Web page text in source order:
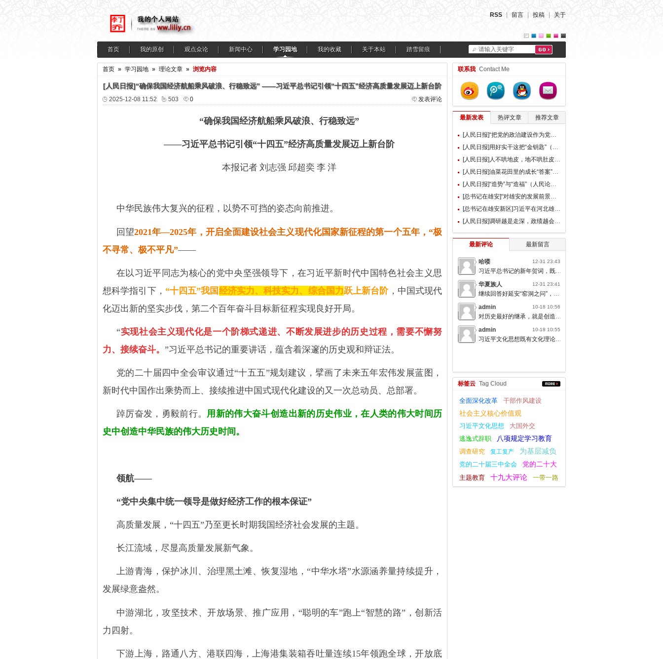
RSS 留言 投稿 关于
请输入关键字
首页 我的原创 观点众论 新闻中心 学习园地 我的收藏 关于本站 踏雪留痕
首页 » 学习园地 » 理论文章 » 浏览内容
[人民日报]“确保我国经济航船乘风破浪、行稳致远” ——习近平总书记引领“十四五”经济高质量发展迈上新台阶
2025-12-08 11:52 503 0 发表评论
“确保我国经济航船乘风破浪、行稳致远”
——习近平总书记引领“十四五”经济高质量发展迈上新台阶
本报记者 刘志强 邱超奕 李 洋
中华民族伟大复兴的征程，以势不可挡的姿态向前推进。
回望2021年—2025年，开启全面建设社会主义现代化国家新征程的第一个五年，“极
不寻常、极不平凡”——
在以习近平同志为核心的党中央坚强领导下，在习近平新时代中国特色社会主义思
想科学指引下， “十四五”我国 经济实力、科技实力、综合国力跃上新台阶，中国式现代
化迈出新的坚实步伐，第二个百年奋斗目标新征程实现良好开局。
“实现社会主义现代化是一个阶梯式递进、不断发展进步的历史过程，需要不懈努
力、接续奋斗。 ”习近平总书记的重要讲话，蕴含着深邃的历史观和辩证法。
党的二十届四中全会审议通过“十五五”规划建议，擘画了未来五年宏伟发展蓝图，
新时代中国作出乘势而上、接续推进中国式现代化建设的又一次总动员、总部署。
踔厉奋发，勇毅前行。 用新的伟大奋斗创造出新的历史伟业，在人类的伟大时间历
史中创造中华民族的伟大历史时间。
领航——
“党中央集中统一领导是做好经济工作的根本保证”
高质量发展， “十四五”乃至更长时期我国经济社会发展的主题。
长江流域，尽显高质量发展新气象。
上游青海，保护冰川、治理黑土滩、恢复湿地， “中华水塔”水源涵养量持续提升，
发展绿意盎然。
中游湖北，攻坚技术、开放场景、推广应用， “聪明的车”跑上“智慧的路”，创新活
力四射。
下游上海，路通八方、港联四海，上海港集装箱吞吐量连续15年领跑全球，开放底
联系我 Contact Me
最新发表 热评文章 推荐文章
最新评论 最新留言
哈喽 12-31 23:43
习近平总书记的新年贺词，既充满温度，又饱含深情，太催人奋进了。
华夏族人
12-31 23:41
继续回答好延安“窑洞之问”，书写无愧于人民的时代答卷。
admin
10-18 10:56
对历史最好的继承，就是创造新的历史；对人类文明最大的礼敬，就是创造人类文明新形态。
admin
10-18 10:55
习近平文化思想既有文化理论观点上的创新和突破，又有文化工作布局上的部署要求，标志着我们党对中国特色社会主义文化建设规律的认识达到了新高度，表明我们党的历史自信、文化自信达到了新高度。
标签云 Tag Cloud
全面深化改革
干部作风建设
社会主义核心价值观
习近平文化思想
大国外交
逃逸式辞职
八项规定学习教育
调查研究
复工复产 为基层减负
党的二十届三中全会 党的二十大
主题教育 十九大评论
一带一路